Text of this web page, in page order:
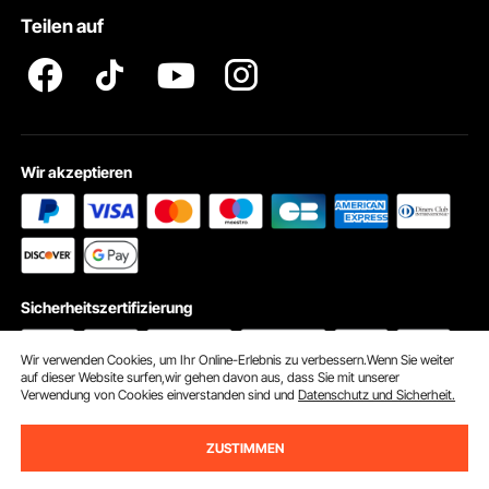
Teilen auf
Wir akzeptieren
Sicherheitszertifizierung
Wir verwenden Cookies, um Ihr Online-Erlebnis zu verbessern.Wenn Sie weiter
auf dieser Website surfen,wir gehen davon aus, dass Sie mit unserer
Verwendung von Cookies einverstanden sind undDatenschutz und Sicherheit.
ZUSTIMMEN